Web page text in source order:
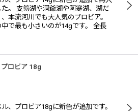
。 支笏湖や洞爺湖や阿寒湖、湖だ
本流河川でも大人気のプロビア。
で最も小さいのが14gです。 全長
プロビア 18g
、プロビア18gに新色が追加です。